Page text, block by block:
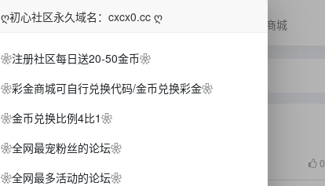
抽/爆浆 美女 广告 彩金商城
0
ღ初心社区永久域名：cxcx0.cc ღ
❀注册社区每日送20-50金币❀
❀彩金商城可自行兑换代码/金币兑换彩金❀
❀金币兑换比例4比1❀
❀全网最宠粉丝的论坛❀
❀全网最多活动的论坛❀